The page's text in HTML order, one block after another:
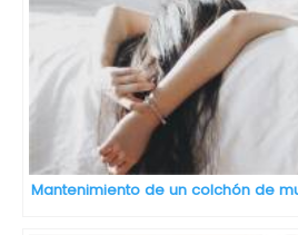
Mantenimiento de un colchón de